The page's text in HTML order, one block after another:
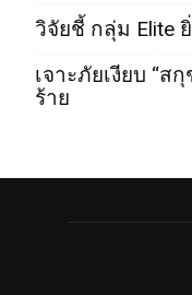
วิจัยชี้ กลุ่ม Elite
เจาะภัยเงียบ “ส
ร้าย